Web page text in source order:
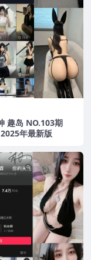
趣岛 NO.103期
2025年最新版